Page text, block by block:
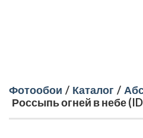
Фотообои / Каталог /
Россыпь огней в небе